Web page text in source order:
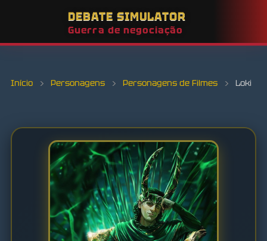
DEBATE SIMULATOR
Guerra de negociação
Início › Personagens › Personagens de Filmes › Loki